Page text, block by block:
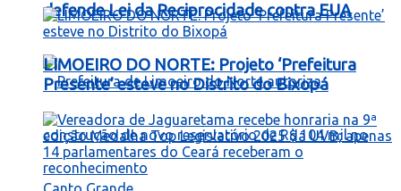
defende Lei da Reciprocidade contra EUA
LIMOEIRO DO NORTE: Projeto ‘Prefeitura
Presente’ esteve no Distrito do Bixopá